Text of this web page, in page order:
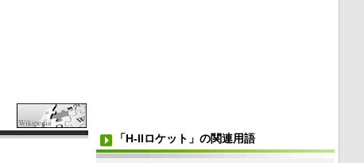
「H-IIロケット」の関連用語